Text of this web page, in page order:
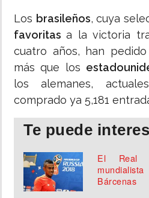
Los brasileños, cuya
favoritasa la victoria
cuatro años, han
más que los
los alemanes,
comprado ya 5,181
Te puede
El Real
Bárcenas